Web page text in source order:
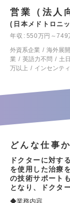
営業（法人
日本メドトロニ
年収
550万円～749
外資系企業
海外展
業
英語力不問 土
万以上
インセンテ
どんな仕事か
ドクターに対す
を使用した治療
の技術サポート
となり、ドクタ
◆業務内容